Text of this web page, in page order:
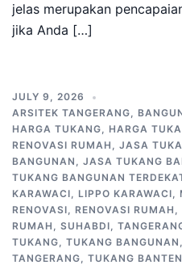
jelas merupakan
jika Anda […]
JULY 9, 2026
ARSITEK TANGERANG,
HARGA TUKANG, HARGA
RENOVASI RUMAH , JASA
BANGUNAN , JASA TUKANG
TUKANG BANGUNAN
KARAWACI, LIPPO KARAWACI,
RENOVASI, RENOVASI RUMAH ,
RUMAH , SUHABDI,
TUKANG, TUKANG BANGUNAN ,
TANGERANG, TUKANG BANTEN